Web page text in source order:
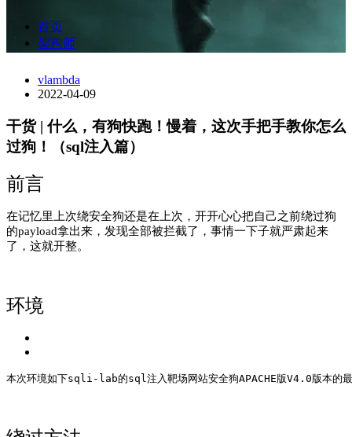
首页
架构师
vlambda
2022-04-09
干货 | 什么，有狗快跑！慢着，这次手把手教你怎么
过狗！（sql注入篇）
前言
在记忆里上次绕安全狗还是在上次，开开心心把自己之前绕过狗
的payload拿出来，发现全部被拦截了，事情一下子就严肃起来
了，这就开整。
环境
本次环境如下sqli-lab的sql注入靶场 网站安全狗APACHE版V4.0版本的